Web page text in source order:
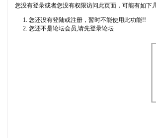
您没有登录或者您没有权限访问此页面，可能有如下
您还没有登陆或注册，暂时不能使用此功能!!
您还不是论坛会员,请先登录论坛